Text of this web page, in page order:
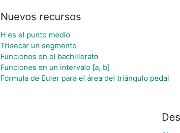
Nuevos recursos
H es el punto medio
Trisecar un segmento
Funciones en el bachillerato
Funciones en un intervalo [a, b]
Fórmula de Euler para el área del triángulo pedal